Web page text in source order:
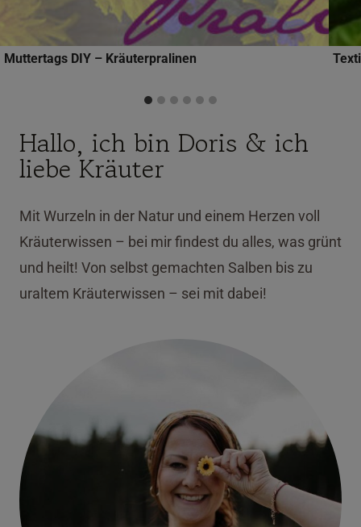
Muttertags DIY – Kräuterpralinen
Hallo, ich bin Doris & ich
liebe Kräuter
Mit Wurzeln in der Natur und einem Herzen voll
Kräuterwissen – bei mir findest du alles, was grünt
und heilt! Von selbst gemachten Salben bis zu
uraltem Kräuterwissen – sei mit dabei!